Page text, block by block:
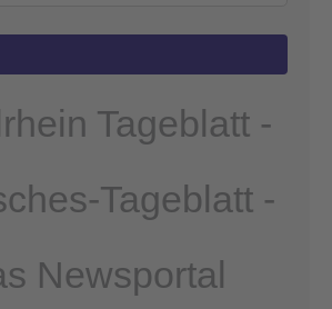
Informationen
Akzeptieren
byUsercentrics Consent
Platform&eRecht24
Tageblatt -
Tageblatt -
Newsportal